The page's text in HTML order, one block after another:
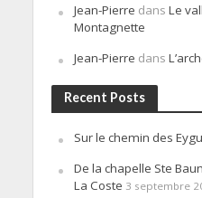
Jean-Pierre dans Le
Montagnette
Jean-Pierre dans
Recent Posts
Sur le chemin des
De la chapelle Ste
La Coste 3 septembre